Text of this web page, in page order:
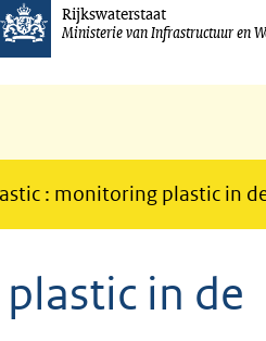
Rijkswaterstaat
Ministerie van Infrastructuur en
: monitoring plastic in
in de